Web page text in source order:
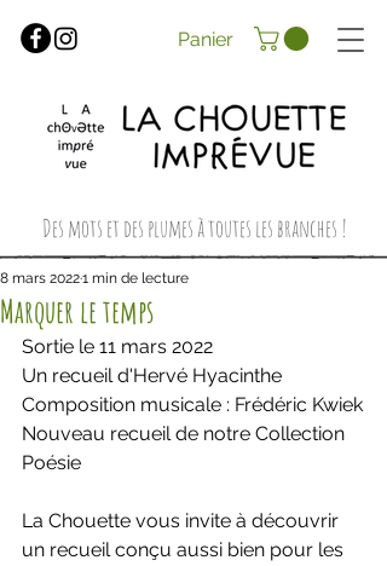
Des mots et des plumes à toutes les branches !
Panier
Marquer le temps
8 mars 20221 min de lecture
Sortie le 11 mars 2022
Un recueil d'Hervé Hyacinthe
Composition musicale : Frédéric Kwiek
Nouveau recueil de notre Collection
Poésie
La Chouette vous invite à découvrir
un recueil conçu aussi bien pour les